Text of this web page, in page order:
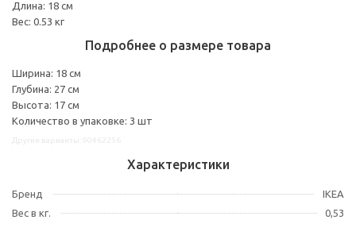
Длина: 18 см
Вес: 0.53 кг
Подробнее о размере товара
Ширина: 18 см
Глубина: 27 см
Высота: 17 см
Количество в упаковке: 3 шт
Характеристики
Бренд
IKEA
Вес в кг.
0,53